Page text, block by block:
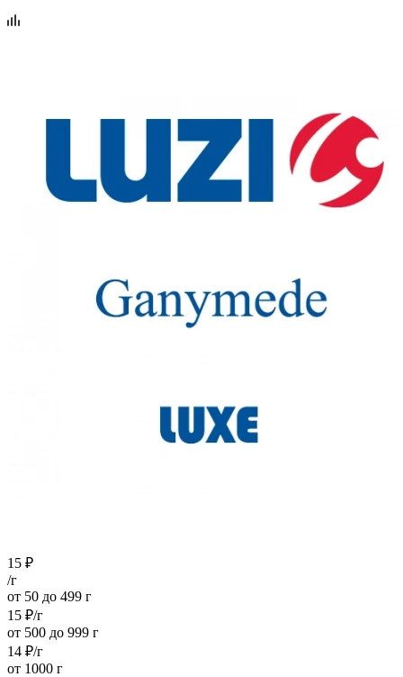
15 ₽
/г
от 50 до 499 г
15 ₽/г
от 500 до 999 г
14 ₽/г
от 1000 г